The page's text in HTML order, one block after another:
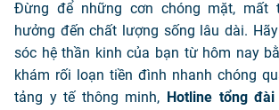
Đừng để những cơn chóng mặt, mất
hưởng đến chất lượng sống lâu dài.
sóc hệ thần kinh của bạn từ hôm nay
khám rối loạn tiền đình nhanh chóng
tảng y tế thông minh, Hotline tổng